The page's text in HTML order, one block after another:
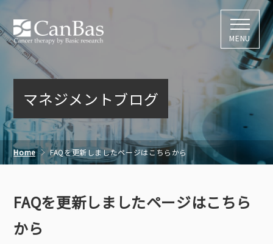
株式会社キャン
MENU
マネジメントブログ
Home FAQを更新しましたページはこちらから
FAQを更新しましたページはこちら
から